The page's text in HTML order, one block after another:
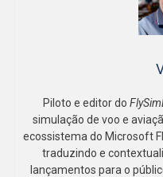
Piloto e editor do
simulação de voo e
ecossistema do Microsoft
traduzindo e
lançamentos para o